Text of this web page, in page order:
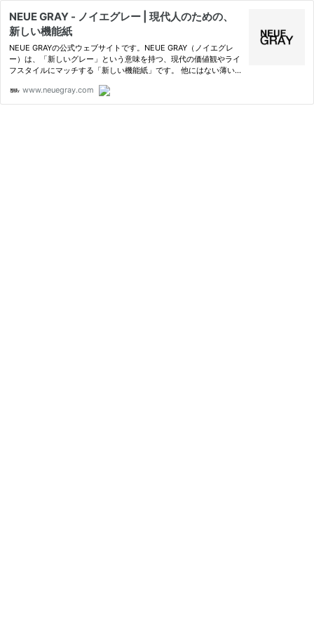
NEUE GRAY - ノイエグレー | 現代人のための、
新しい機能紙
NEUE GRAYの公式ウェブサイトです。NEUE GRAY（ノイエグレ
ー）は、「新しいグレー」という意味を持つ、現代の価値観やライ
フスタイルにマッチする「新しい機能紙」です。 他にはない薄い
ん。www.neuegray.com